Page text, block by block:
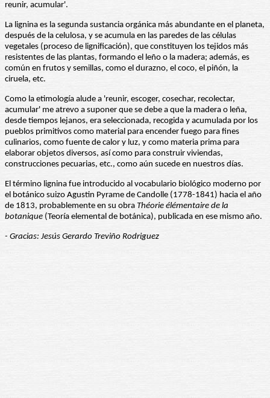
reunir, acumular'.
La lignina es la segunda sustancia orgánica más abundante en el planeta,
después de la celulosa, y se acumula en las paredes de las células
vegetales (proceso de lignificación), que constituyen los tejidos más
resistentes de las plantas, formando el leño o la madera; además, es
común en frutos y semillas, como el durazno, el coco, el piñón, la
ciruela, etc.
Como la etimología alude a 'reunir, escoger, cosechar, recolectar,
acumular' me atrevo a suponer que se debe a que la madera o leña,
desde tiempos lejanos, era seleccionada, recogida y acumulada por los
pueblos primitivos como material para encender fuego para fines
culinarios, como fuente de calor y luz, y como materia prima para
elaborar objetos diversos, así como para construir viviendas,
construcciones pecuarias, etc., como aún sucede en nuestros días.
El término lignina fue introducido al vocabulario biológico moderno por
el botánico suizo Agustin Pyrame de Candolle (1778-1841) hacia el año
de 1813, probablemente en su obra Théorie élémentaire de la
botanique (Teoría elemental de botánica), publicada en ese mismo año.
- Gracias: Jesús Gerardo Treviño Rodriguez